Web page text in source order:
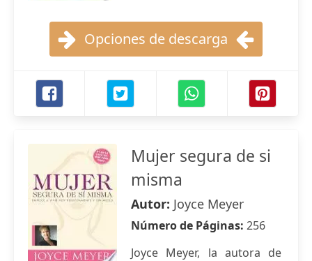
Opciones de descarga
Mujer segura de si
misma
Autor: Joyce Meyer
Número de Páginas: 256
Joyce Meyer, la autora de